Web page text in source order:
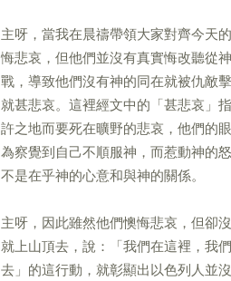
主呀，當我在晨禱帶領大家對齊今天
悔悲哀，但他們並沒有真實悔改聽從
戰，導致他們沒有神的同在就被仇敵
就甚悲哀。這裡經文中的「甚悲哀」
許之地而要死在曠野的悲哀，他們的
為察覺到自己不順服神，而惹動神的
不是在乎神的心意和與神的關係。
主呀，因此雖然他們懊悔悲哀，但卻
就上山頂去，說：「我們在這裡，我
去」的這行動，就彰顯出以色列人並